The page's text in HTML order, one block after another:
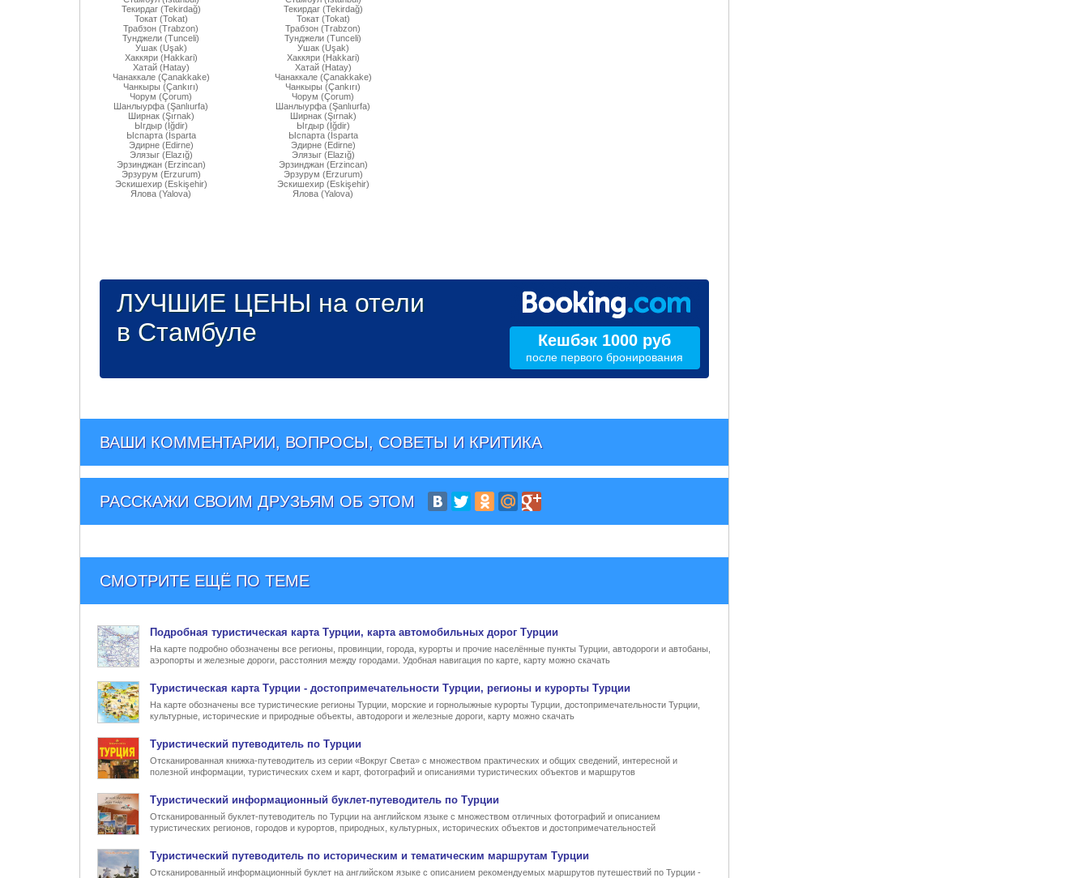
Текирдаг (Tekirdağ)
Токат (Tokat)
Трабзон (Trabzon)
Тунджели (Tunceli)
Ушак (Uşak)
Хаккяри (Hakkari)
Хатай (Hatay)
Чанаккале (Çanakkake)
Чанкыры (Çankırı)
Чорум (Çorum)
Шанлыурфа (Şanlıurfa)
Ширнак (Şırnak)
Ыгдыр (Iğdir)
Ыспарта (İsparta
Эдирне (Edirne)
Элязыг (Elazığ)
Эрзинджан (Erzincan)
Эрзурум (Erzurum)
Эскишехир (Eskişehir)
Ялова (Yalova)
Текирдаг (Tekirdağ)
Токат (Tokat)
Трабзон (Trabzon)
Тунджели (Tunceli)
Ушак (Uşak)
Хаккяри (Hakkari)
Хатай (Hatay)
Чанаккале (Çanakkake)
Чанкыры (Çankırı)
Чорум (Çorum)
Шанлыурфа (Şanlıurfa)
Ширнак (Şırnak)
Ыгдыр (Iğdir)
Ыспарта (İsparta
Эдирне (Edirne)
Элязыг (Elazığ)
Эрзинджан (Erzincan)
Эрзурум (Erzurum)
Эскишехир (Eskişehir)
Ялова (Yalova)
ЛУЧШИЕ ЦЕНЫ на отели
в Стамбуле
Кешбэк 1000 руб
после первого бронирования
ВАШИ КОММЕНТАРИИ, ВОПРОСЫ, СОВЕТЫ И КРИТИКА
РАССКАЖИ СВОИМ ДРУЗЬЯМ ОБ ЭТОМ
СМОТРИТЕ ЕЩЁ ПО ТЕМЕ
Подробная туристическая карта Турции, карта автомобильных дорог Турции
На карте подробно обозначены все регионы, провинции, города, курорты и прочие населённые пункты Турции, автодороги и автобаны,
аэропорты и железные дороги, расстояния между городами. Удобная навигация по карте, карту можно скачать
Туристическая карта Турции - достопримечательности Турции, регионы и курорты Турции
На карте обозначены все туристические регионы Турции, морские и горнолыжные курорты Турции, достопримечательности Турции,
культурные, исторические и природные объекты, автодороги и железные дороги, карту можно скачать
Туристический путеводитель по Турции
Отсканированная книжка-путеводитель из серии «Вокруг Света» с множеством практических и общих сведений, интересной и
полезной информации, туристических схем и карт, фотографий и описаниями туристических объектов и маршрутов
Туристический информационный буклет-путеводитель по Турции
Отсканированный буклет-путеводитель по Турции на английском языке с множеством отличных фотографий и описанием
туристических регионов, городов и курортов, природных, культурных, исторических объектов и достопримечательностей
Туристический путеводитель по историческим и тематическим маршрутам Турции
Отсканированный информационный буклет на английском языке с описанием рекомендуемых маршрутов путешествий по Турции -